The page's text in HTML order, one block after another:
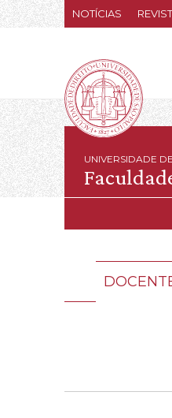
NOTÍCIAS
UNIVERSIDADE